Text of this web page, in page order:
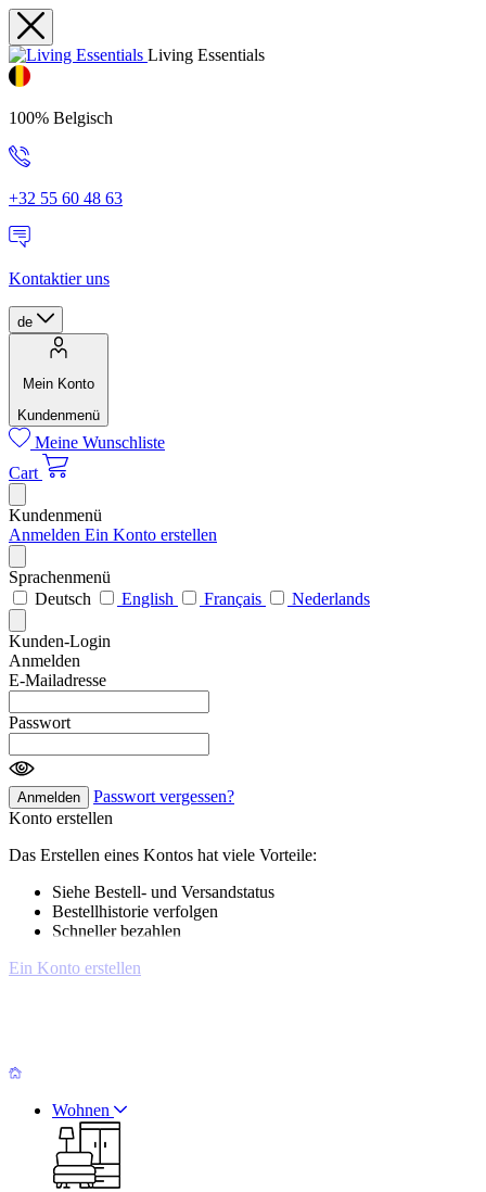
Living Essentials
100% Belgisch
+32 55 60 48 63
Kontaktier uns
de
Mein Konto
Kundenmenü
Meine Wunschliste
Cart
Kundenmenü
Anmelden Ein Konto erstellen
Sprachenmenü
Deutsch
English Français Nederlands
Kunden-Login
Anmelden
E-Mailadresse
Passwort
Anmelden
Passwort vergessen?
Konto erstellen
Das Erstellen eines Kontos hat viele Vorteile:
Siehe Bestell- und Versandstatus
Bestellhistorie verfolgen
Schneller bezahlen
Ein Konto erstellen
Wohnen